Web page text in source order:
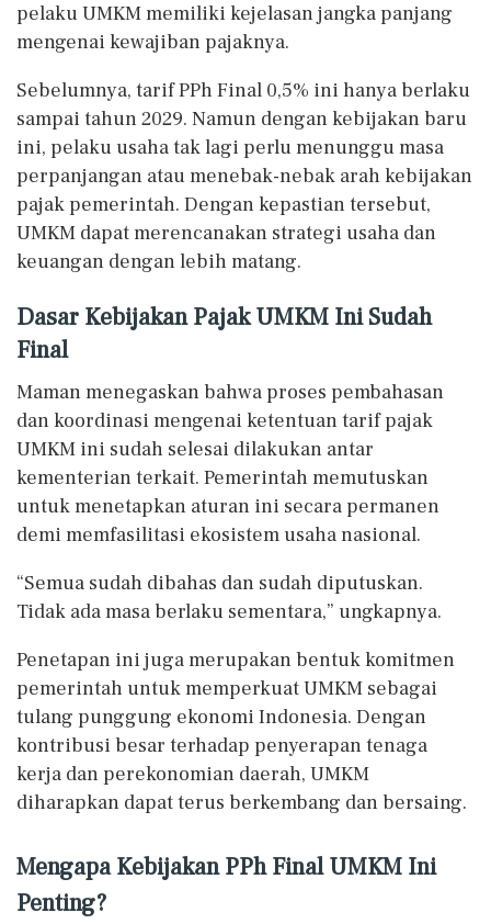
pelaku UMKM memiliki kejelasan jangka panjang
mengenai kewajiban pajaknya.
Sebelumnya, tarif PPh Final 0,5% ini hanya berlaku
sampai tahun 2029. Namun dengan kebijakan baru
ini, pelaku usaha tak lagi perlu menunggu masa
perpanjangan atau menebak-nebak arah kebijakan
pajak pemerintah. Dengan kepastian tersebut,
UMKM dapat merencanakan strategi usaha dan
keuangan dengan lebih matang.
Dasar Kebijakan Pajak UMKM Ini Sudah
Final
Maman menegaskan bahwa proses pembahasan
dan koordinasi mengenai ketentuan tarif pajak
UMKM ini sudah selesai dilakukan antar
kementerian terkait. Pemerintah memutuskan
untuk menetapkan aturan ini secara permanen
demi memfasilitasi ekosistem usaha nasional.
“Semua sudah dibahas dan sudah diputuskan.
Tidak ada masa berlaku sementara,” ungkapnya.
Penetapan ini juga merupakan bentuk komitmen
pemerintah untuk memperkuat UMKM sebagai
tulang punggung ekonomi Indonesia. Dengan
kontribusi besar terhadap penyerapan tenaga
kerja dan perekonomian daerah, UMKM
diharapkan dapat terus berkembang dan bersaing.
Mengapa Kebijakan PPh Final UMKM Ini
Penting?